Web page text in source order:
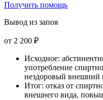
Получить помощь
Вывод из запоя
от 2 200 ₽
Исходное:
употребление
нездоровый внешний
Итог: отказ от
внешнего вида,